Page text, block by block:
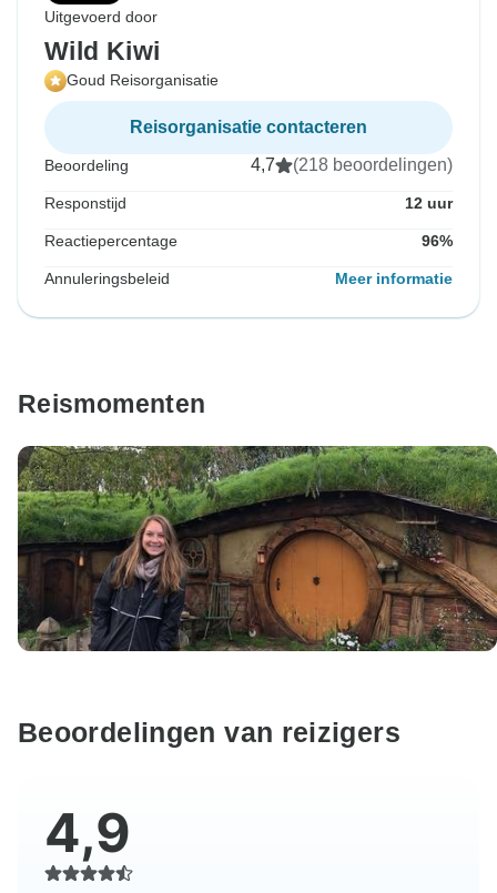
Uitgevoerd door
Wild Kiwi
Goud Reisorganisatie
Reisorganisatie contacteren
Beoordeling 4,7 (218 beoordelingen)
Responstijd 12 uur
Reactiepercentage 96%
Annuleringsbeleid Meer informatie
Reismomenten
Beoordelingen van reizigers
4,9